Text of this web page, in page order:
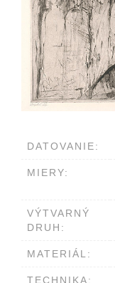
DATOVANIE:
MIERY:
VÝTVARNÝ
DRUH:
MATERIÁL:
TECHNIKA: